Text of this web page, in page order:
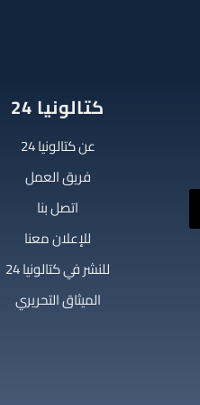
كتالونيا 24
عن كتالونيا 24
فريق العمل
اتصل بنا
للإعلان معنا
للنشر في كتالونيا 24
الميثاق التحريري